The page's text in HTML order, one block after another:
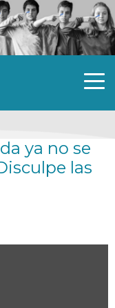
ya no se
las